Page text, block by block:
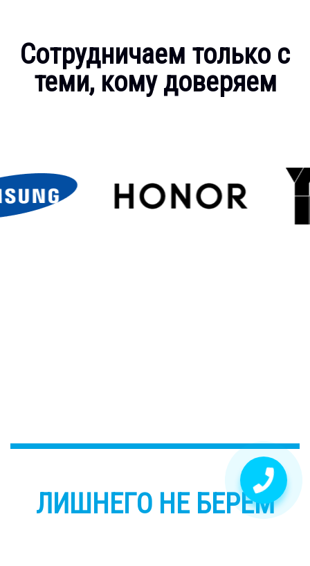
Сотрудничаем только с
теми, кому доверяем
ЛИШНЕГО НЕ БЕРЕМ